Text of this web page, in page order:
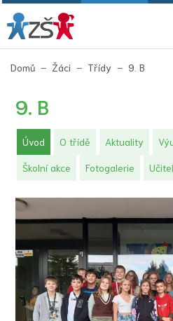
Domů Žáci Třídy 9. B
9. B
Úvod (aktuální)
O třídě Aktuality
Školní akce Fotogalerie